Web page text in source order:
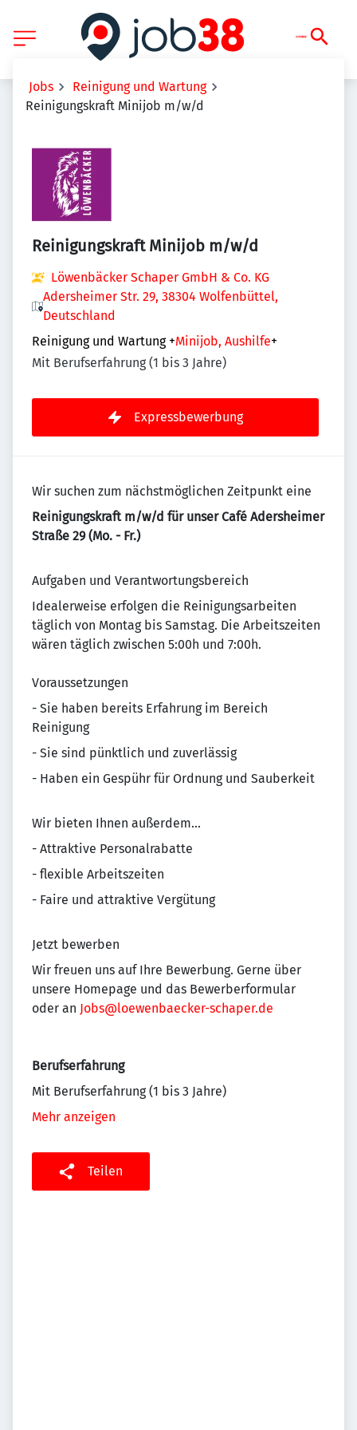
Jobs
Reinigung und Wartung
Reinigungskraft Minijob m/w/d
Reinigungskraft Minijob m/w/d
Löwenbäcker Schaper GmbH & Co. KG
Adersheimer Str. 29, 38304 Wolfenbüttel,
Deutschland
Reinigung und Wartung +Minijob, Aushilfe+
Mit Berufserfahrung (1 bis 3 Jahre)
Expressbewerbung
Wir suchen zum nächstmöglichen Zeitpunkt eine
Reinigungskraft m/w/d für unser Café Adersheimer
Straße 29 (Mo. - Fr.)
Aufgaben und Verantwortungsbereich
Idealerweise erfolgen die Reinigungsarbeiten
täglich von Montag bis Samstag. Die Arbeitszeiten
wären täglich zwischen 5:00h und 7:00h.
Voraussetzungen
- Sie haben bereits Erfahrung im Bereich
Reinigung
- Sie sind pünktlich und zuverlässig
- Haben ein Gespühr für Ordnung und Sauberkeit
Wir bieten Ihnen außerdem...
- Attraktive Personalrabatte
- flexible Arbeitszeiten
- Faire und attraktive Vergütung
Jetzt bewerben
Wir freuen uns auf Ihre Bewerbung. Gerne über
unsere Homepage und das Bewerberformular
oder an Jobs@loewenbaecker-schaper.de
Berufserfahrung
Mit Berufserfahrung (1 bis 3 Jahre)
Mehr anzeigen
Teilen